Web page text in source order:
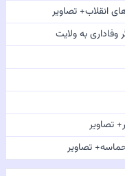
انقلاب+ تصاویر